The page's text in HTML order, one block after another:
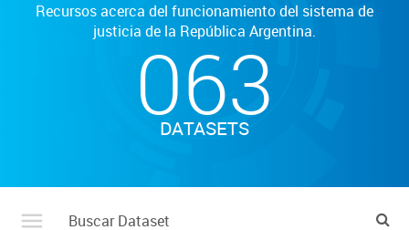
Recursos acerca del funcionamiento del sistema de
justicia de la República Argentina.
063
DATASETS